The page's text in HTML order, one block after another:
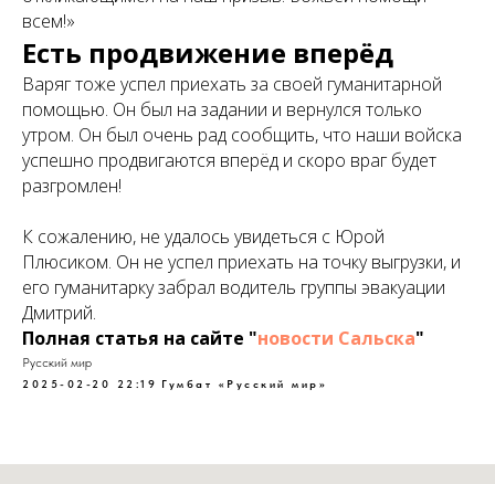
всем!»
Есть продвижение вперёд
Варяг тоже успел приехать за своей гуманитарной
помощью. Он был на задании и вернулся только
утром. Он был очень рад сообщить, что наши войска
успешно продвигаются вперёд и скоро враг будет
разгромлен!
К сожалению, не удалось увидеться с Юрой
Плюсиком. Он не успел приехать на точку выгрузки, и
его гуманитарку забрал водитель группы эвакуации
Дмитрий.
Полная статья на сайте "новости Сальска"
Русский мир
2025-02-20 22:19 Гумбат «Русский мир»